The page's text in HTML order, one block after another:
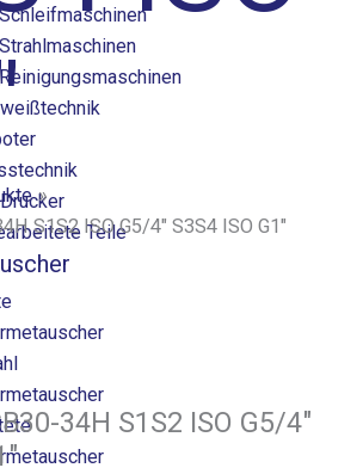
Schleifmaschinen
Strahlmaschinen
Reinigungsmaschinen
Teile
S1S2 ISO G5/4″ S3S4 ISO G1″
34H S1S2 ISO G5/4″